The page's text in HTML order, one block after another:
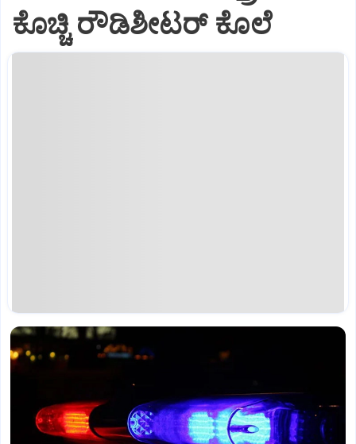
ಕೊಚ್ಚಿ ರೌಡಿಶೀಟರ್ ಕೊಲೆ